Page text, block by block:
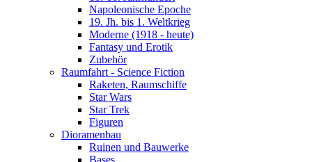
Napoleonische Epoche
19. Jh. bis 1. Weltkrieg
Moderne (1918 - heute)
Fantasy und Erotik
Zubehör
Raumfahrt - Science Fiction
Raketen, Raumschiffe
Star Wars
Star Trek
Figuren
Dioramenbau
Ruinen und Bauwerke
Bases